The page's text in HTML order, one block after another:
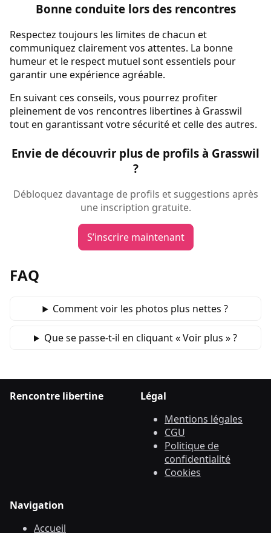
Bonne conduite lors des rencontres
Respectez toujours les limites de chacun et
communiquez clairement vos attentes. La bonne
humeur et le respect mutuel sont essentiels pour
garantir une expérience agréable.
En suivant ces conseils, vous pourrez profiter
pleinement de vos rencontres libertines à Grasswil
tout en garantissant votre sécurité et celle des autres.
Envie de découvrir plus de profils à Grasswil
?
Débloquez davantage de profils et suggestions après
une inscription gratuite.
S’inscrire maintenant
FAQ
Comment voir les photos plus nettes ?
Que se passe‑t‑il en cliquant « Voir plus » ?
Rencontre libertine
Légal
Mentions légales
CGU
Politique de
confidentialité
Cookies
Navigation
Accueil